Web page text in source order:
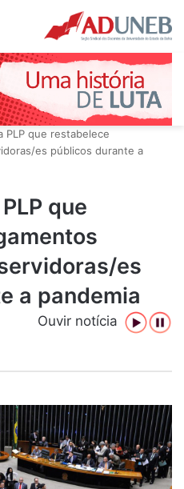
Pesquisar
PLP que restabelece
es públicos durante a
que
es
a pandemia
Ouvir notícia